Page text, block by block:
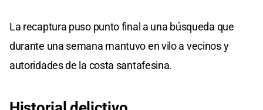
La recaptura puso punto final a una búsqueda que
durante una semana mantuvo en vilo a vecinos y
autoridades de la costa santafesina.